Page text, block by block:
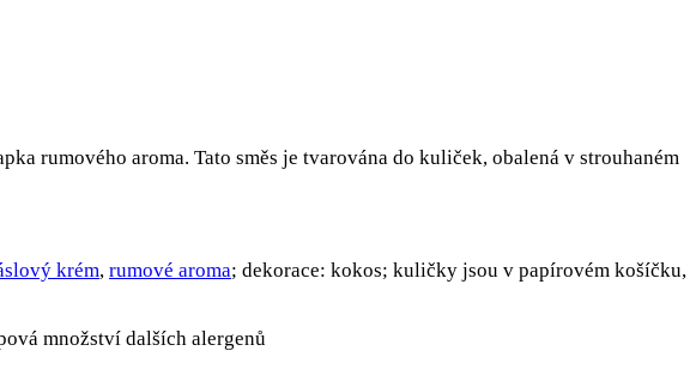
rumového aroma. Tato směs je tvarována do kuliček, obalená v strouhaném
krém, rumové aroma; dekorace: kokos; kuličky jsou v papírovém košíčku,
množství dalších alergenů